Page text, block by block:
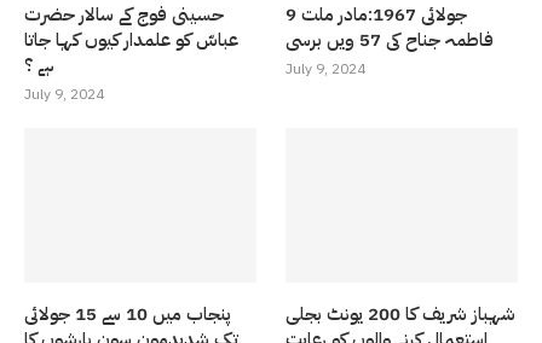
حسینی فوج کے سالار حضرت
عباسّ کو علمدار کیوں کہا جاتا
ہے ؟
July 9, 2024
9 جولائی 1967:مادر ملت
فاطمہ جناح کی 57 ویں برسی
July 9, 2024
پنجاب میں 10 سے 15 جولائی
شہباز شریف کا 200 یونٹ بجلی